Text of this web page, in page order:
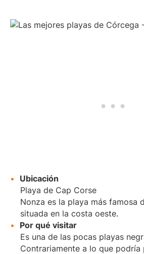
Ubicación
Playa de Cap Corse
Nonza es la playa más famosa
situada en la costa oeste.
Por qué visitar
Es una de las pocas playas
Contrariamente a lo que podría